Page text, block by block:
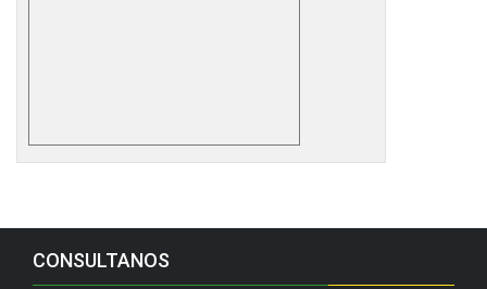
CONSULTANOS